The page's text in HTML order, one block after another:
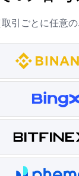
引ごとに任意